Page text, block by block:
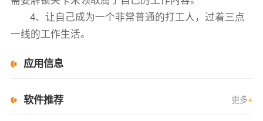
4、让自己成为一个非常普通的打工人，过着三点
一线的工作生活。
应用信息
软件推荐 更多+